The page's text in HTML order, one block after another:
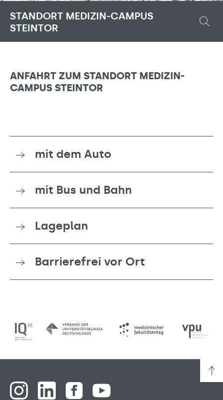
STANDORT MEDIZIN-CAMPUS
STEINTOR
ANFAHRT ZUM STANDORT MEDIZIN-
CAMPUS STEINTOR
mit dem Auto
mit Bus und Bahn
Lageplan
Barrierefrei vor Ort